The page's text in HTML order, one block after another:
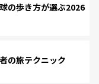
の歩き方が選ぶ2026
の旅テクニック